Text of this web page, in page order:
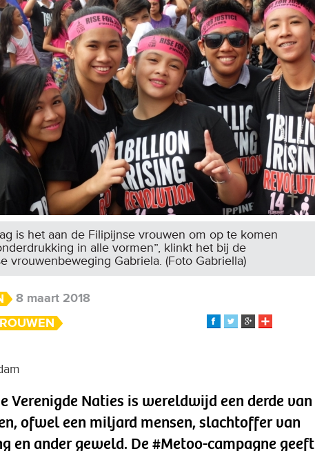
is het aan de Filipijnse vrouwen om op te komen
in alle vormen”, klinkt het bij de
vrouwenbeweging Gabriela. (Foto Gabriella)
8 maart 2018
Verenigde Naties is wereldwijd een derde van
ofwel een miljard mensen, slachtoffer van
en ander geweld. De #Metoo-campagne geeft